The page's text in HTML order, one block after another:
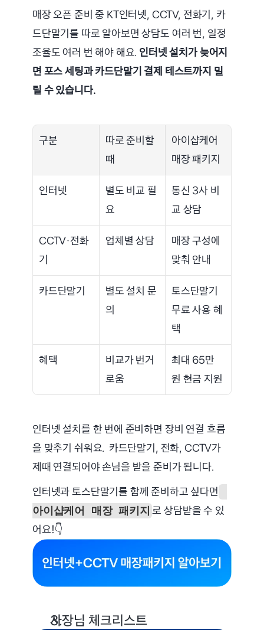
매장 오픈 준비 중 KT인터넷, CCTV, 전화기, 카
드단말기를 따로 알아보면 상담도 여러 번, 일정
조율도 여러 번 해야 해요. 인터넷 설치가 늦어지
면 포스 세팅과 카드단말기 결제 테스트까지 밀
릴 수 있습니다.
구분
따로 준비할
때
아이샵케어
매장 패키지
인터넷
별도 비교 필
요
통신 3사 비
교 상담
CCTV·전화
기
업체별 상담
매장 구성에
맞춰 안내
카드단말기
별도 설치 문
의
토스단말기
무료 사용 혜
택
혜택
비교가 번거
로움
최대 65만
원 현금 지원
인터넷 설치를 한 번에 준비하면 장비 연결 흐름
을 맞추기 쉬워요.  카드단말기, 전화, CCTV가
제때 연결되어야 손님을 받을 준비가 됩니다.
인터넷과 토스단말기를 함께 준비하고 싶다면
아이샵케어 매장 패키지 로 상담받을 수 있
어요!👇
사장님 체크리스트